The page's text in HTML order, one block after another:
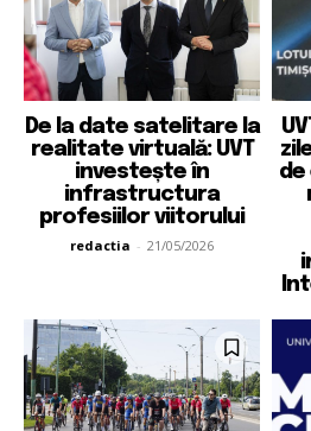
De la date satelitare la
realitate virtuală: UVT
investește în
infrastructura
profesiilor viitorului
redactia - 21/05/2026
de